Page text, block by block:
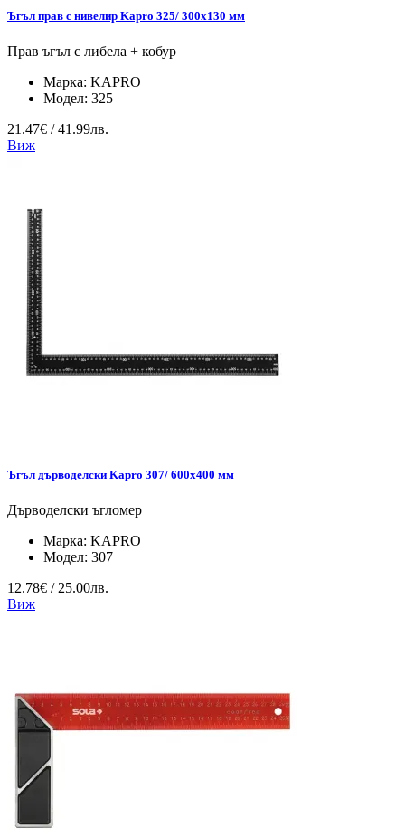
Ъгъл прав с нивелир Kapro 325/ 300х130 мм
Прав ъгъл с либела + кобур
Марка: KAPRO
Модел: 325
21.47€ / 41.99лв.
Виж
Ъгъл дърводелски Kapro 307/ 600х400 мм
Дърводелски ъгломер
Марка: KAPRO
Модел: 307
12.78€ / 25.00лв.
Виж